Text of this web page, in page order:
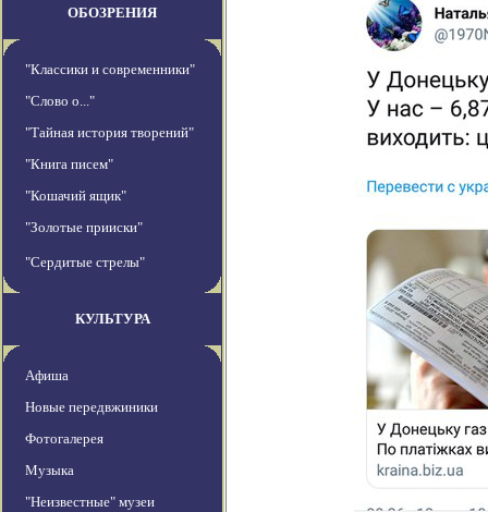
ОБОЗРЕНИЯ
"Классики и современники"
"Слово о..."
"Тайная история творений"
"Книга писем"
"Кошачий ящик"
"Золотые прииски"
"Сердитые стрелы"
КУЛЬТУРА
Афиша
Новые передвжиники
Фотогалерея
Музыка
"Неизвестные" музеи